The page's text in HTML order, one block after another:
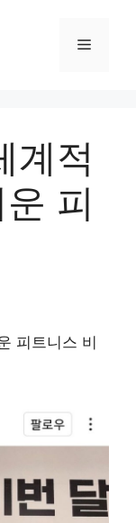
Menu
계적
피
피트니스 비